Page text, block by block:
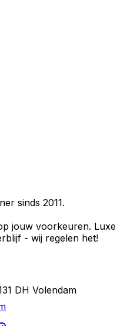
sinds 2011.
jouw voorkeuren. Luxe
- wij regelen het!
DH Volendam